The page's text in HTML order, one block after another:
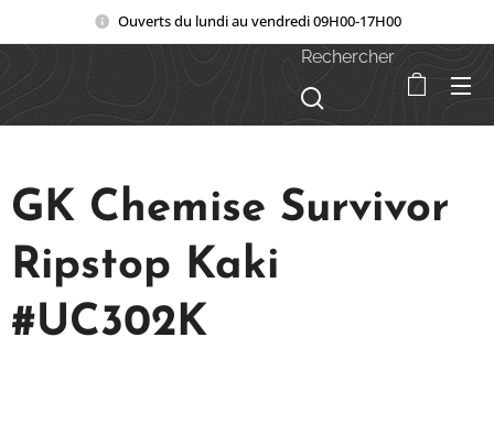
Ouverts du lundi au vendredi 09H00-17H00
Rechercher
GK Chemise Survivor
Ripstop Kaki
#UC302K